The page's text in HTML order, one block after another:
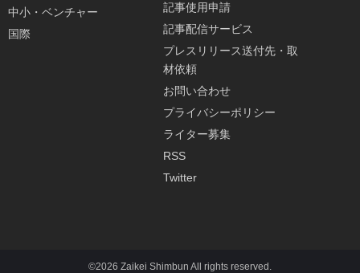
中小・ベンチャー
国際
記事使用申請
記事配信サービス
プレスリリース送付先・取
材依頼
お問い合わせ
プライバシーポリシー
ライター募集
RSS
Twitter
©2026 Zaikei Shimbun All rights reserved.